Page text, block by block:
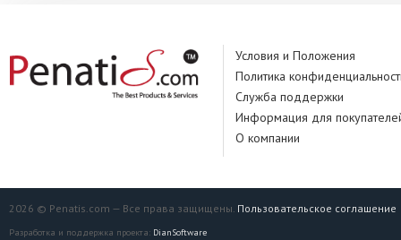
Условия и Положения
Политика
Служба поддержки
Информация для
О компании
2026 © Penatis.com — Все права защищены. Пользовательское соглашение
Разработка и поддержка проекта: DianSoftware